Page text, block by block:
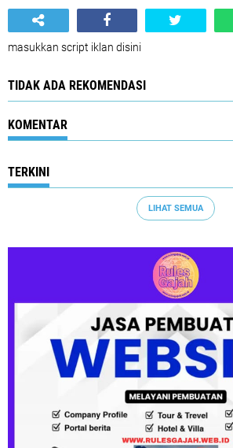
masukkan script iklan disini
TIDAK ADA REKOMENDASI
KOMENTAR
TERKINI
LIHAT SEMUA